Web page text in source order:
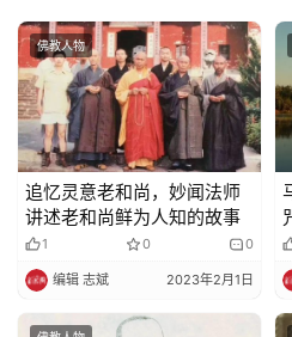
佛教人物
追忆灵意老和尚，妙闻法师
讲述老和尚鲜为人知的故事
1 0 0
编辑 志斌 2023年2月1日